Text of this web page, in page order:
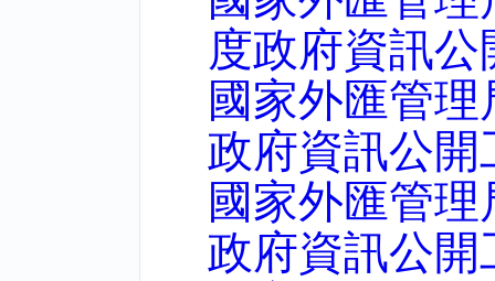
度政府資訊
國家外匯管
政府資訊公開
國家外匯管
政府資訊公開